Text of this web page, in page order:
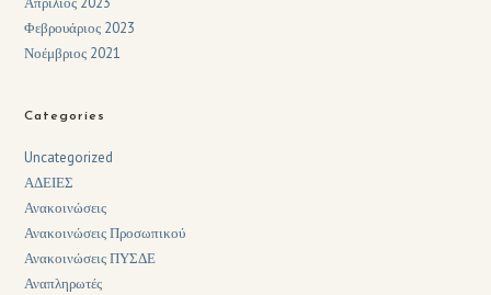
Φεβρουάριος 2023
Νοέμβριος 2021
Categories
Uncategorized
ΑΔΕΙΕΣ
Ανακοινώσεις
Ανακοινώσεις Προσωπικού
Ανακοινώσεις ΠΥΣΔΕ
Αναπληρωτές